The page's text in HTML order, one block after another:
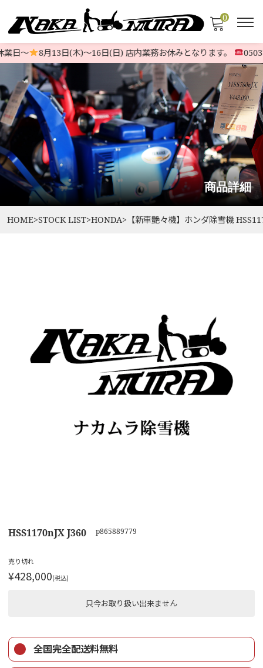
商品詳細
HOME>STOCK LIST>HONDA> 【新車艶々機】ホンダ除雪機
0
日〜 8月13日(木)〜16日(日) 店内業務お休みとなります。
HSS1170nJX J360 p865889779
売り切れ
¥428,000(税込)
只今お取り扱い出来ません
全国完全配送料無料